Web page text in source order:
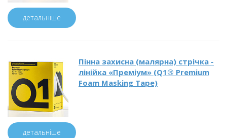
детальніше
Пінна захисна (малярна) стрічка -
лінійка «Преміум» (Q1® Premium
Foam Masking Tape)
детальніше